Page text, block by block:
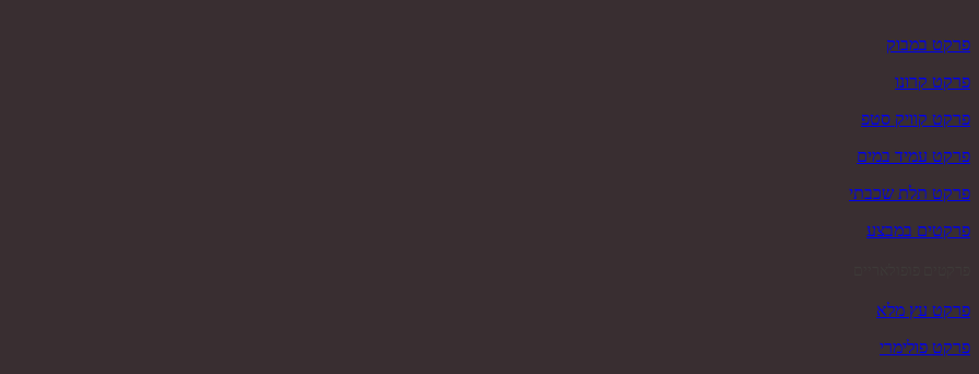
פרקט במבוק
פרקט קרונו
פרקט קוויק סטפ
פרקט עמיד במים
פרקט תלת שכבתי
פרקטים במבצע
פרקט עץ מלא
פרקט פולימרי